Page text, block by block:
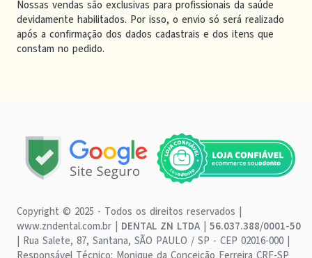
Nossas vendas são exclusivas para profissionais da saúde
devidamente habilitados. Por isso, o envio só será realizado
após a confirmação dos dados cadastrais e dos itens que
constam no pedido.
Copyright © 2025 - Todos os direitos reservados |
www.zndental.com.br | DENTAL ZN LTDA
56.037.388/0001-50
| Rua Salete, 87, Santana, SÃO PAULO / SP - CEP 02016-000 |